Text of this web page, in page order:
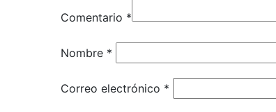
Comentario *
Nombre *
Correo electrónico *